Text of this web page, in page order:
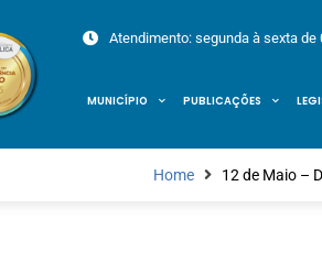
Atendimento: segunda à sexta de
MUNICÍPIO PUBLICAÇÕES
Home 12 de Maio –